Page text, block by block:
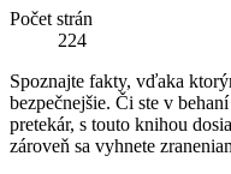
Počet strán
224
Spoznajte fakty, vďaka
bezpečnejšie. Či ste v
pretekár, s touto knihou
zároveň sa vyhnete